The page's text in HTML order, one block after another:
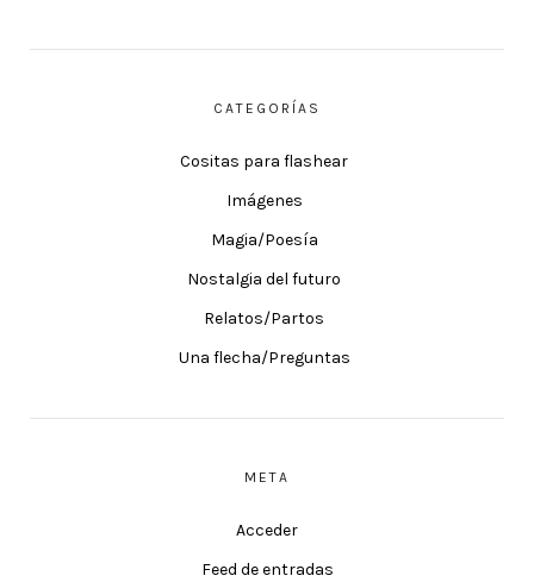
CATEGORÍAS
Cositas para flashear
Imágenes
Magia/Poesía
Nostalgia del futuro
Relatos/Partos
Una flecha/Preguntas
META
Acceder
Feed de entradas